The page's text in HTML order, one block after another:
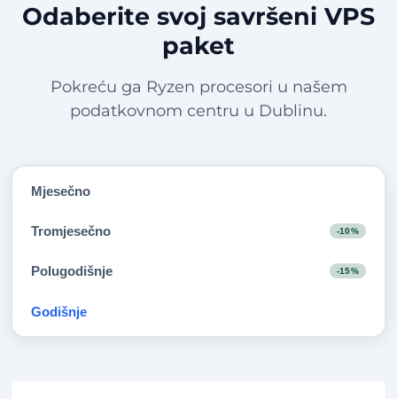
Odaberite svoj savršeni VPS
paket
Pokreću ga Ryzen procesori u našem
podatkovnom centru u Dublinu.
Mjesečno
Tromjesečno -10%
Polugodišnje -15%
Godišnje